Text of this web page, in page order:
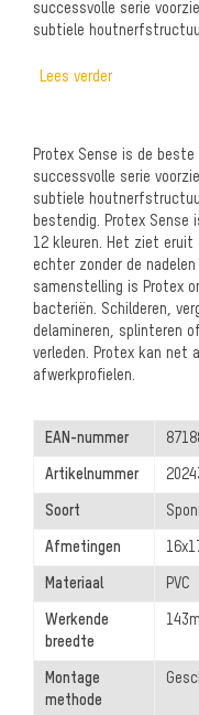
successvolle serie
subtiele
Lees verder
Protex Sense is de
successvolle serie
subtiele
bestendig. Protex Sense
12 kleuren. Het ziet
echter zonder de
samenstelling is Protex
bacteriën. Schilderen,
delamineren, splinteren
verleden. Protex kan net
afwerkprofielen.
EAN-nummer
Artikelnummer
Soort
Afmetingen
Materiaal PVC
Werkende
breedte
Montage
methode